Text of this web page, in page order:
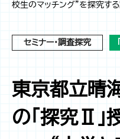
校生のマッチング”を探究す
セミナー・調査探究
東京都立晴
の「探究Ⅱ」